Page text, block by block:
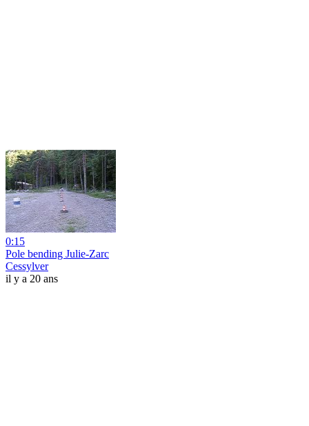
0:15
Pole bending Julie-Zarc
Cessylver
il y a 20 ans